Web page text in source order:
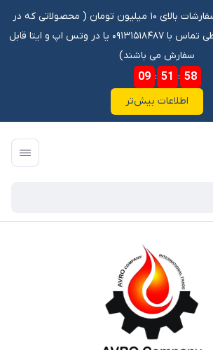
تخفیف ۵ درصد برای سفارشات بالای ۱۰ میلیون تومان ‌‌(‌‌ محصولاتی که در
سایت موجود نیستند طی تماس با ۰۹۱۳۱۵۱۸۴۸۷ یا در وتس اپ و ایتا قابل
سفارش می باشند)
09 : 51 : 57
اطلاعات بیش‌تر